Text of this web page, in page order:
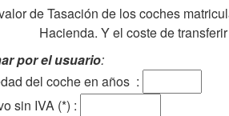
de Tasación de los coches
Hacienda. Y el coste de
por el usuario:
del coche en años :
sin IVA (*) :